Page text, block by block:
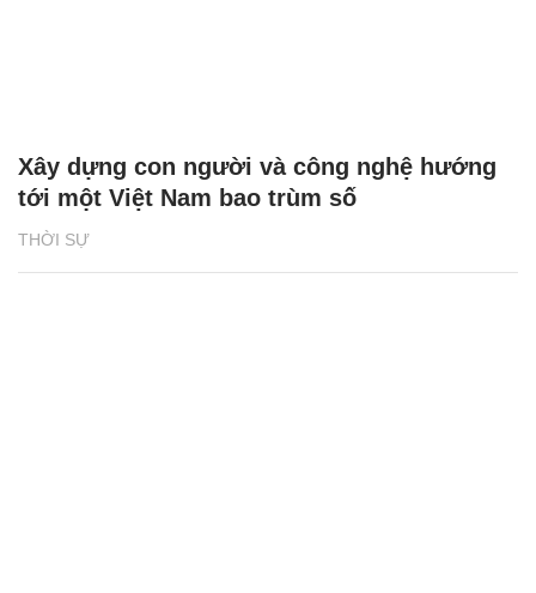
THỜI SỰ
Xây dựng con người và công nghệ hướng
tới một Việt Nam bao trùm số